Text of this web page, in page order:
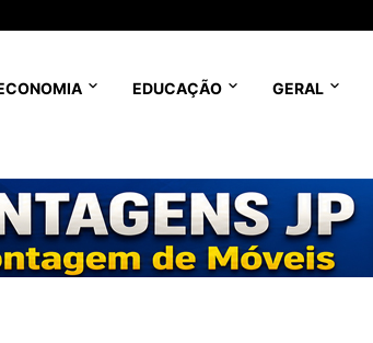
EDUCAÇÃO GERAL